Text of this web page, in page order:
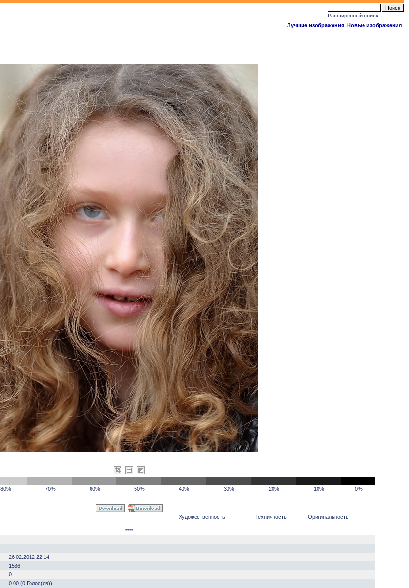
Расширенный поиск
Лучшие изображения Новые изображения
80% 70% 60% 50% 40% 30% 20% 10% 0%
Художественность Техничность Оригинальность
****
26.02.2012 22:14
1536
0
0.00 (0 Голос(ов))